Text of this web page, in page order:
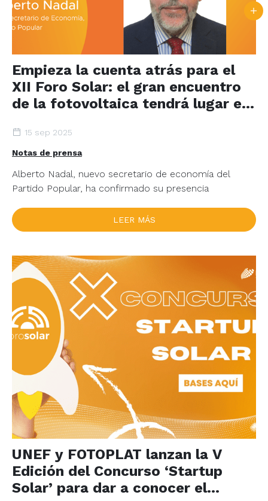
Empieza la cuenta atrás para el
XII Foro Solar: el gran encuentro
de la fotovoltaica tendrá lugar en
15 sep 2025
Notas de prensa
Alberto Nadal, nuevo secretario de economía del
Partido Popular, ha confirmado su presencia
LEER MÁS
UNEF y FOTOPLAT lanzan la V
Edición del Concurso ‘Startup
Solar’ para dar a conocer el